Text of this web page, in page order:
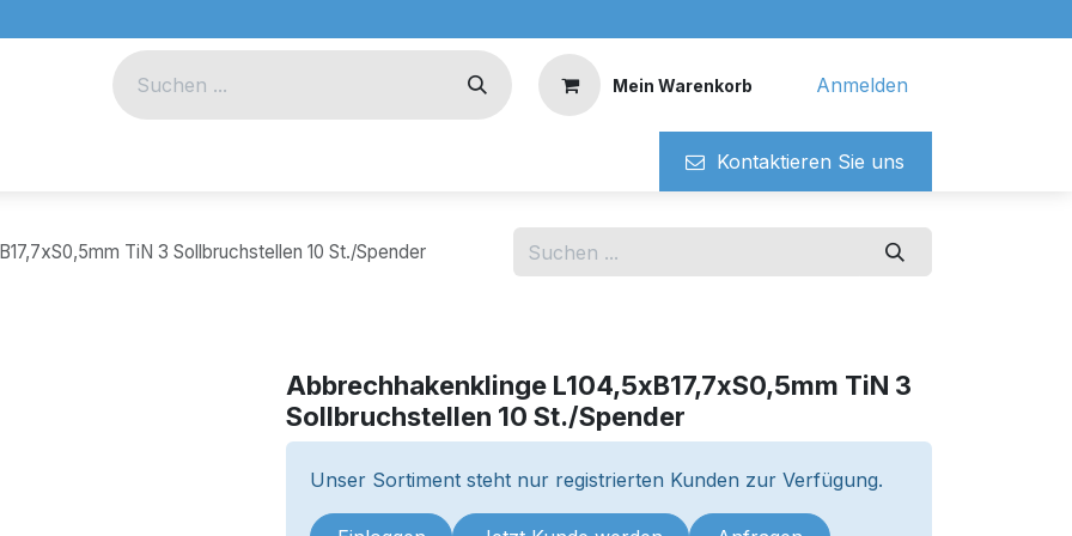
Mein Warenkorb Anmelden
Kontaktieren ​​Si​​e uns
TiN 3 Sollbruchstellen 10 St./Spender
Abbrechhakenklinge L104,5xB17,7xS0,5mm TiN 3
Sollbruchstellen 10 St./Spender
Unser Sortiment steht nur registrierten Kunden zur Verfügung.